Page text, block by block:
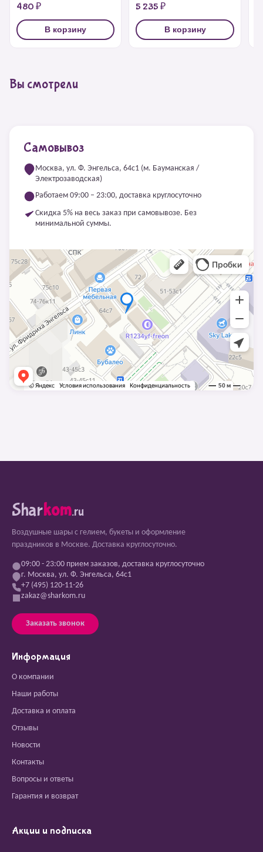
480 ₽
В корзину
5 235 ₽
В корзину
Вы смотрели
Самовывоз
Москва, ул. Ф. Энгельса, 64с1 (м. Бауманская /
Электрозаводская)
Работаем 09:00 – 23:00, доставка круглосуточно
Скидка 5% на весь заказ при самовывозе. Без
минимальной суммы.
Sharkom.ru
Воздушные шары с гелием, букеты и оформление
праздников в Москве. Доставка круглосуточно.
09:00 - 23:00 прием заказов, доставка круглосуточно
г. Москва, ул. Ф. Энгельса, 64с1
+7 (495) 120-11-26
zakaz@sharkom.ru
Заказать звонок
Информация
О компании
Наши работы
Доставка и оплата
Отзывы
Новости
Контакты
Вопросы и ответы
Гарантия и возврат
Акции и подписка